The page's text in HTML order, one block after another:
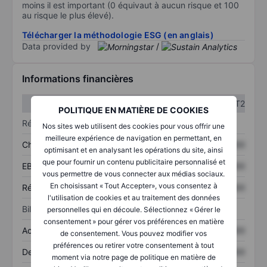
POLITIQUE EN MATIÈRE DE COOKIES
Nos sites web utilisent des cookies pour vous offrir une
meilleure expérience de navigation en permettant, en
optimisant et en analysant les opérations du site, ainsi
que pour fournir un contenu publicitaire personnalisé et
vous permettre de vous connecter aux médias sociaux.
En choisissant « Tout Accepter», vous consentez à
l'utilisation de cookies et au traitement des données
personnelles qui en découle. Sélectionnez « Gérer le
consentement » pour gérer vos préférences en matière
de consentement. Vous pouvez modifier vos
préférences ou retirer votre consentement à tout
moment via notre page de politique en matière de
moins il est important (0 équivaut à aucun risque et 100
au risque le plus élevé).
Télécharger la méthodologie ESG (en anglais)
Data provided by
/
Informations financières
T2
Résultats
Chiffre d’affaires XXXXXXX XXXXXXX
EBITDA XXXXXXX XXXXXXX
Résultat net XXXXXXX XXXXXXX
Bilan
Actifs totaux XXXXXXX
Dette totale